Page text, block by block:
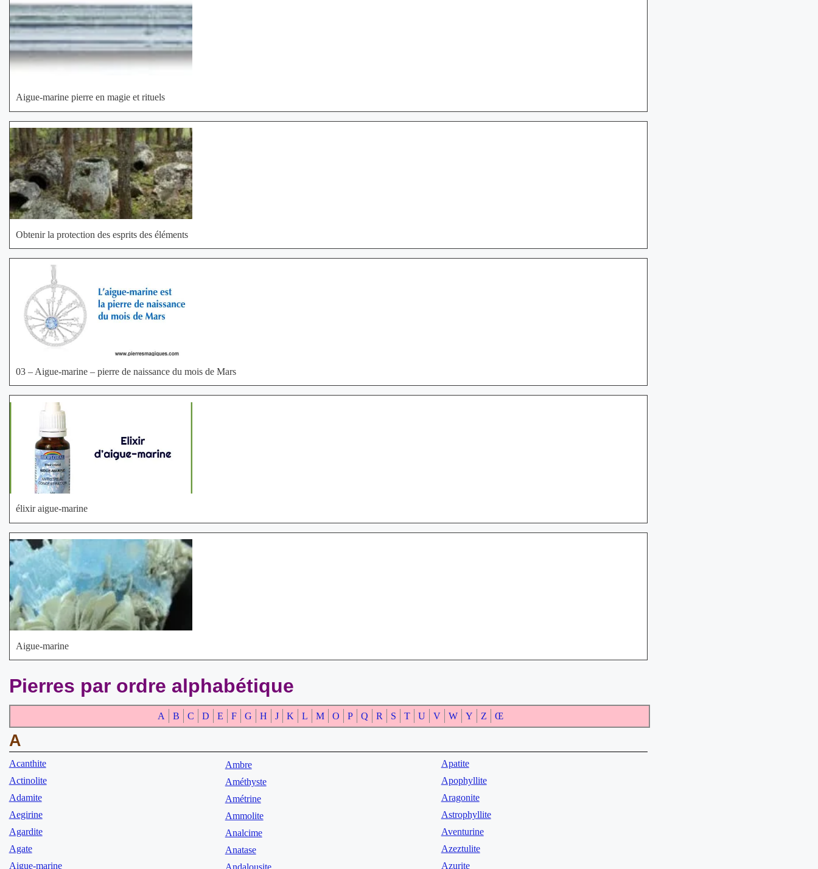
Aigue-marine pierre en magie et rituels
Obtenir la protection des esprits des éléments
03 – Aigue-marine – pierre de naissance du mois de Mars
élixir aigue-marine
Aigue-marine
Pierres par ordre alphabétique
A B C D E F G H J K L M O P Q R S T U V W Y Z Œ
A
Acanthite
Actinolite
Adamite
Aegirine
Agardite
Agate
Aigue-marine
Ambre
Améthyste
Amétrine
Ammolite
Analcime
Anatase
Apatite
Apophyllite
Aragonite
Astrophyllite
Aventurine
Azeztulite
Azurite